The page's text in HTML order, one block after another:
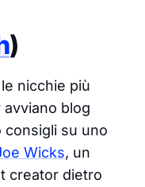
)
nicchie più
blog
consigli su uno
Wicks, un
creator dietro